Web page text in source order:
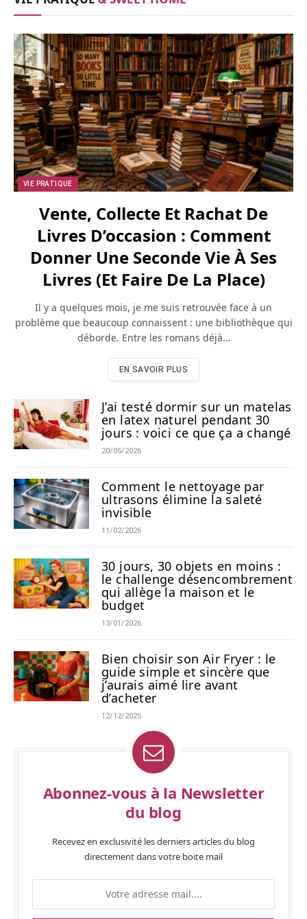
VIE PRATIQUE
Vente, Collecte Et Rachat De
Livres D’occasion : Comment
Donner Une Seconde Vie À Ses
Livres (et Faire De La Place)
Il y a quelques mois, je me suis retrouvée face à un
problème que beaucoup connaissent : une bibliothèque qui
déborde. Entre les romans déjà…
EN SAVOIR PLUS
J’ai testé dormir sur un matelas
en latex naturel pendant 30
jours : voici ce que ça a changé
20/05/2026
Comment le nettoyage par
ultrasons élimine la saleté
invisible
11/02/2026
30 jours, 30 objets en moins :
le challenge désencombrement
qui allège la maison et le
budget
13/01/2026
Bien choisir son Air Fryer : le
guide simple et sincère que
j’aurais aimé lire avant
d’acheter
12/12/2025
Abonnez-vous à la Newsletter
du blog
Recevez en exclusivité les derniers articles du blog
directement dans votre boite mail